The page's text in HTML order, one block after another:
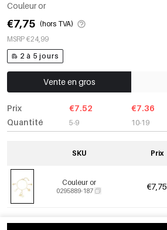
Couleur or
€7,75 (hors TVA)
MSRP €24,99
2 à 5 jours
Vente en gros
Prix
Quantité
€7.52
5-9
€7.36
10-19
SKU Prix
Couleur or
0295889-187 €7,75